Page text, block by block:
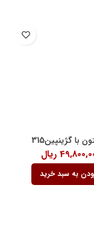
با گژینپین315
ریال
به سبد خرید